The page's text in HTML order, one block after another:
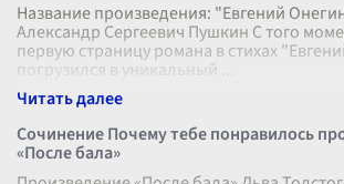
Название произведения: "Евгений
Александр Сергеевич Пушкин С того
первую страницу романа в стихах
погрузился в уникальный
Сочинение Почему тебе понравилось
«После бала»